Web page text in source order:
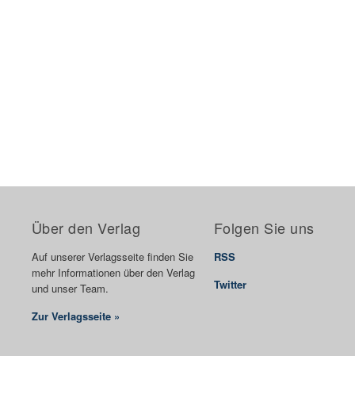
Über den Verlag
Auf unserer Verlagsseite finden Sie
mehr Informationen über den Verlag
und unser Team.
Zur Verlagsseite »
Folgen Sie uns
RSS
Twitter